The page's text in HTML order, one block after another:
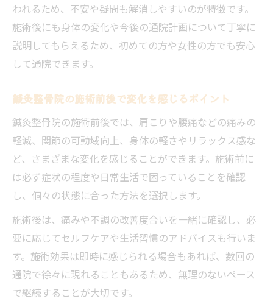
われるため、不安や疑問も解消しやすいのが特徴です。
施術後にも身体の変化や今後の通院計画について丁寧に
説明してもらえるため、初めての方や女性の方でも安心
して通院できます。
鍼灸整骨院の施術前後で変化を感じるポイント
鍼灸整骨院の施術前後では、肩こりや腰痛などの痛みの
軽減、関節の可動域向上、身体の軽さやリラックス感な
ど、さまざまな変化を感じることができます。施術前に
は必ず症状の程度や日常生活で困っていることを確認
し、個々の状態に合った方法を選択します。
施術後は、痛みや不調の改善度合いを一緒に確認し、必
要に応じてセルフケアや生活習慣のアドバイスも行いま
す。施術効果は即時に感じられる場合もあれば、数回の
通院で徐々に現れることもあるため、無理のないペース
で継続することが大切です。